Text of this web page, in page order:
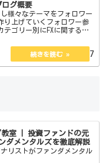
グ概要
様々なテーマをフォロワー
り上げていくフォロワー参
ゴリー別にFXに関するも
ッセイがあります。 管理
2022.08.07
教室 | 投資ファンドの元
ダメンタルズを徹底解説
リストがファンダメンタル